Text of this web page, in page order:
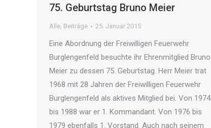
75. Geburtstag Bruno Meier
Alle, Beiträge 25. Januar 2015
Eine Abordnung der Freiwilligen Feuerwehr
Burglengenfeld besuchte ihr Ehrenmitglied Bruno
Meier zu dessen 75. Geburtstag. Herr Meier trat
1968 mit 28 Jahren der Freiwilligen Feuerwehr
Burglengenfeld als aktives Mitglied bei. Von 1974
bis 1988 war er 1. Kommandant. Von 1976 bis
1979 ebenfalls 1. Vorstand. Auch nach seinem